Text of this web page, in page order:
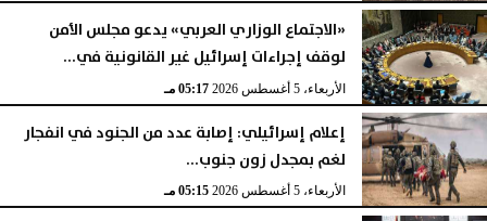
«الاجتماع الوزاري العربي» يدعو مجلس الأمن
لوقف إجراءات إسرائيل غير القانونية في...
الأربعاء، 5 أغسطس 2026 05:17 مـ
إعلام إسرائيلي: إصابة عدد من الجنود في انفجار
لغم بمجدل زون جنوب...
الأربعاء، 5 أغسطس 2026 05:15 مـ